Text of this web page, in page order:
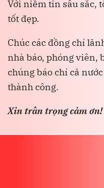
Với niềm tin sâu sắc,
tốt đẹp.
Chúc các đồng chí
nhà báo, phóng viên,
chúng báo chí cả
thành công.
Xin trân trọng cảm ơn!